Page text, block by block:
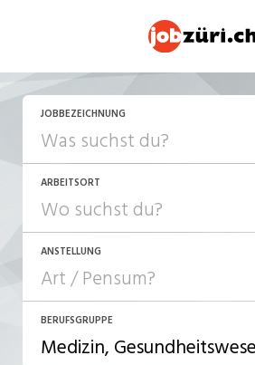
JOBBEZEICHNUNG
ARBEITSORT
ANSTELLUNG
JOB-TYP
BERUFSGRUPPE